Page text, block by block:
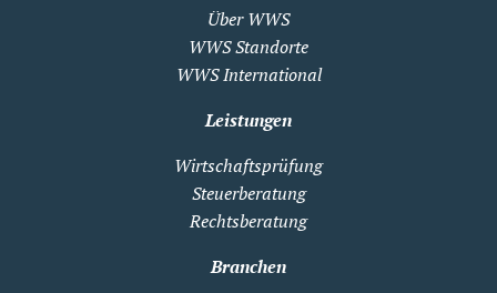
Über WWS
WWS Standorte
WWS International
Leistungen
Wirtschaftsprüfung
Steuerberatung
Rechtsberatung
Branchen